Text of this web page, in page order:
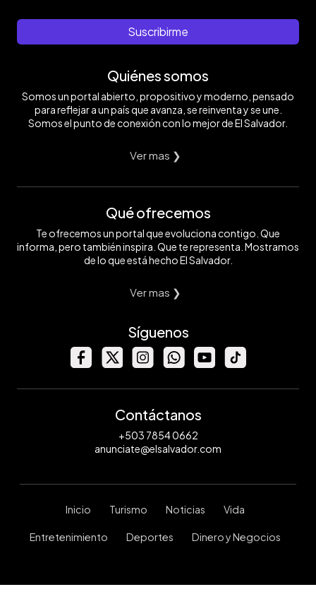
Suscribirme
Quiénes somos
Somos un portal abierto, propositivo y moderno, pensado
para reflejar a un país que avanza, se reinventa y se une.
Somos el punto de conexión con lo mejor de El Salvador.
Ver mas ❯
Qué ofrecemos
Te ofrecemos un portal que evoluciona contigo. Que
informa, pero también inspira. Que te representa. Mostramos
de lo que está hecho El Salvador.
Ver mas ❯
Síguenos
Contáctanos
+503 7854 0662
anunciate@elsalvador.com
Inicio Turismo Noticias Vida
Entretenimiento Deportes Dinero y Negocios